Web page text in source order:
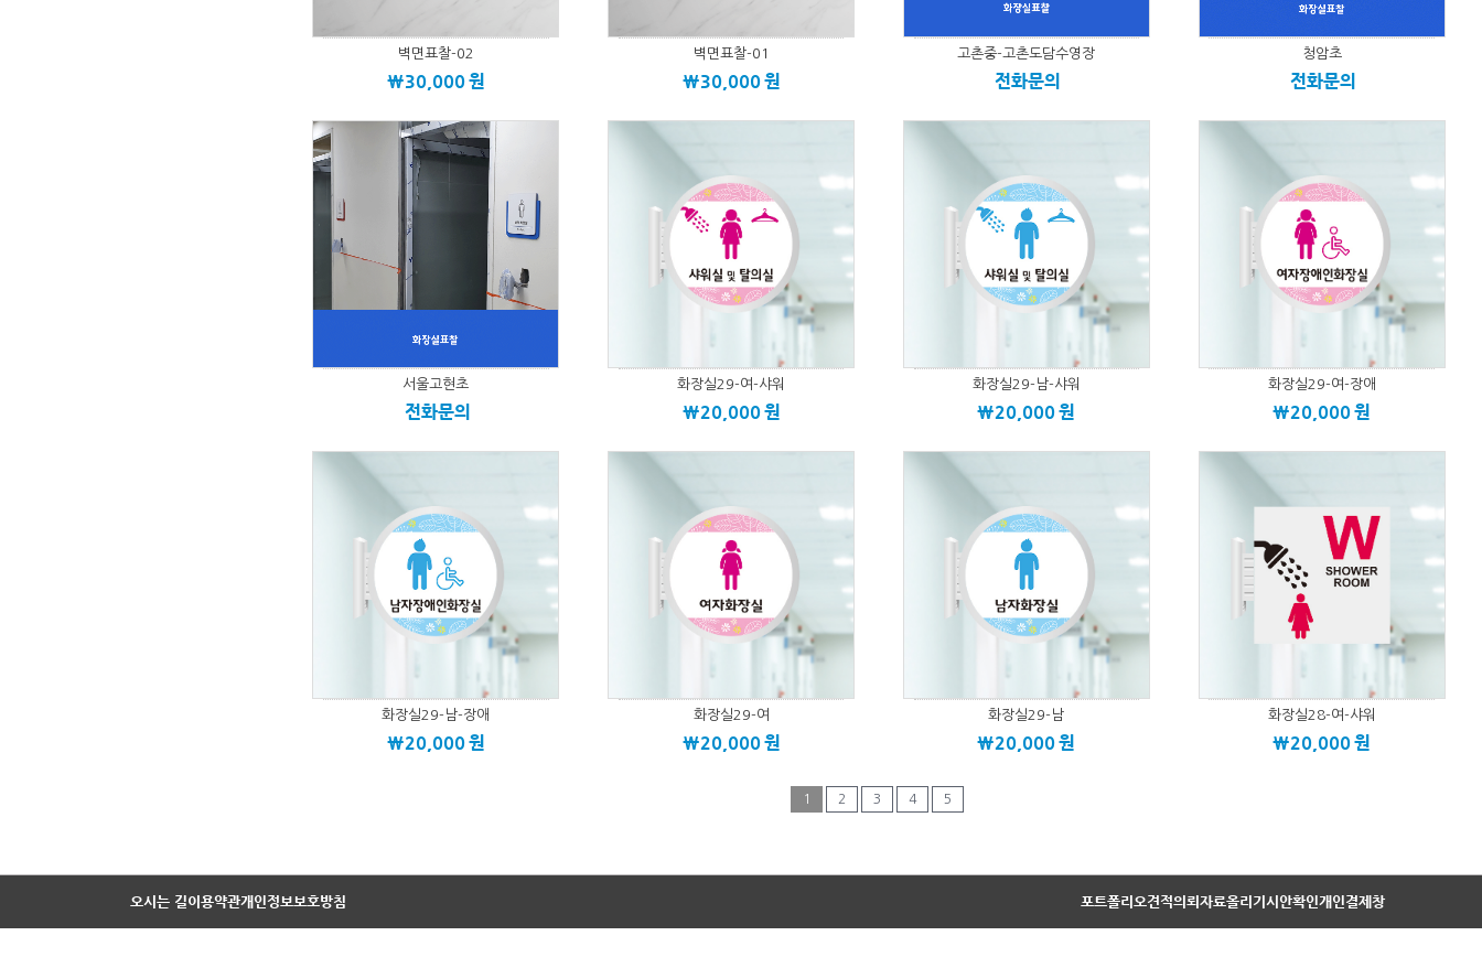
벽면표찰-02
\30,000원
벽면표찰-01
\30,000원
고촌중-고촌도담수영장
전화문의
청암초
전화문의
서울고현초
전화문의
화장실29-여-샤워
\20,000원
화장실29-남-샤워
\20,000원
화장실29-여-장애
\20,000원
화장실29-남-장애
\20,000원
화장실29-여
\20,000원
화장실29-남
\20,000원
화장실28-여-샤워
\20,000원
1 2 3 4 5
오시는 길이용약관개인정보보호방침 포트폴리오견적의뢰 자료올리기 시안확인개인결제창